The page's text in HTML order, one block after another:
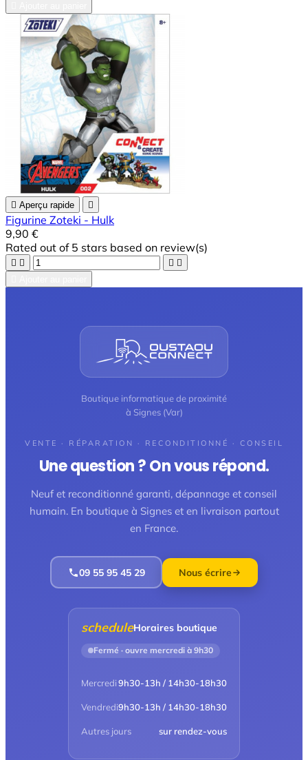
 Aperçu rapide 
Figurine Zoteki - Hulk
9,90 €
Rated out of 5 stars based on review(s)
   
Boutique informatique de proximité
à Signes (Var)
VENTE · RÉPARATION · RECONDITIONNÉ · CONSEIL
Une question ? On vous répond.
Neuf et reconditionné garanti, dépannage et conseil
humain. En boutique à Signes et en livraison partout
en France.
09 55 95 45 29 Nous écrire
scheduleHoraires boutique
Fermé · ouvre mercredi à 9h30
Mercredi9h30-13h / 14h30-18h30
Vendredi9h30-13h / 14h30-18h30
Autres jours sur rendez-vous